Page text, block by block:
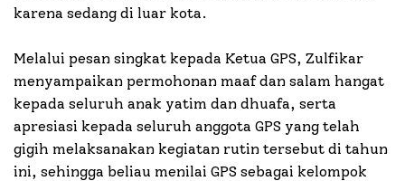
karena sedang di luar kota.
Melalui pesan singkat kepada Ketua GPS, Zulfikar
menyampaikan permohonan maaf dan salam hangat
kepada seluruh anak yatim dan dhuafa, serta
apresiasi kepada seluruh anggota GPS yang telah
gigih melaksanakan kegiatan rutin tersebut di tahun
ini, sehingga beliau menilai GPS sebagai kelompok